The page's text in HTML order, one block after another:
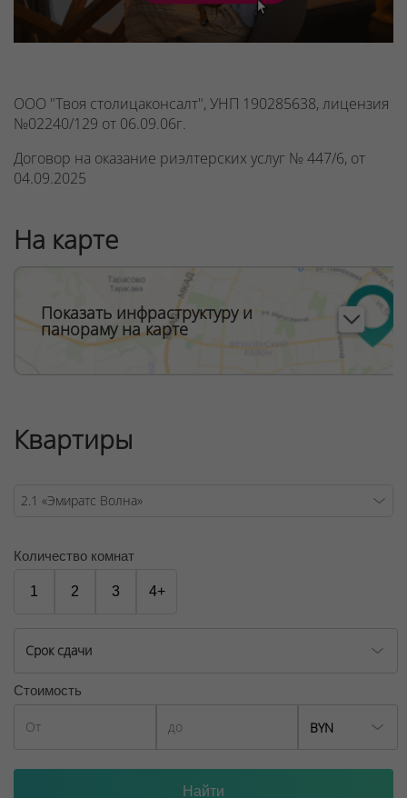
ООО "Твоя столицаконсалт", УНП 190285638, лицензия
№02240/129 от 06.09.06г.
Договор на оказание риэлтерских услуг № 447/6, от
04.09.2025
На карте
Показать инфраструктуру и
панораму на карте
Квартиры
Количество комнат
1 2 3 4+
Срок сдачи
Стоимость
BYN